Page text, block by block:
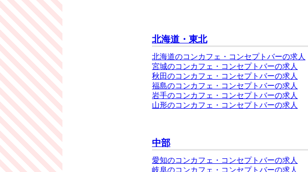
北海道・東北
北海道のコンカフェ・コンセプトバーの求人
宮城のコンカフェ・コンセプトバーの求人
秋田のコンカフェ・コンセプトバーの求人
福島のコンカフェ・コンセプトバーの求人
岩手のコンカフェ・コンセプトバーの求人
山形のコンカフェ・コンセプトバーの求人
中部
愛知のコンカフェ・コンセプトバーの求人
岐阜のコンカフェ・コンセプトバーの求人